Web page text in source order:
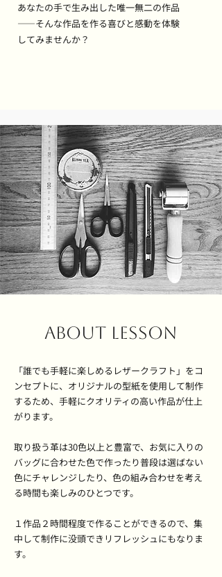
あなたの手で生み出した唯一無二の作品
――そんな作品を作る喜びと感動を体験
してみませんか？
ABOUT LESSON
「誰でも手軽に楽しめるレザークラフト」をコ
ンセプトに、オリジナルの型紙を使用して制作
するため、手軽にクオリティの高い作品が仕上
がります。
取り扱う革は30色以上と豊富で、お気に入りの
バッグに合わせた色で作ったり普段は選ばない
色にチャレンジしたり、色の組み合わせを考え
る時間も楽しみのひとつです。
​１作品２時間程度で作ることができるので、集
中して制作に没頭できリフレッシュにもなりま
す。